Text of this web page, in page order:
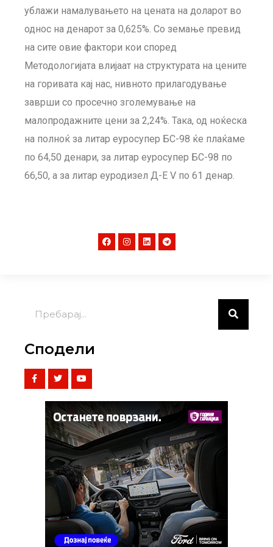
ублажи намалувањето на цената на доларот во
однос на денарот за 0,625%. Со земање превид
на сите овие фактори кои според
Методологијата влијаат на структурата на цените
на горивата кај нас, нивното прилагодување
заврши со просечно зголемување на
малопродажните цени за 2,24%. Така, од ноќеска
на полноќ за литар еуросупер БС-98 ќе плаќаме
по 64,50 денари, за литар еуросупер БС-98 по
66,50, а за литар еуродизел Д-Е V по 61 денар.
Сподели